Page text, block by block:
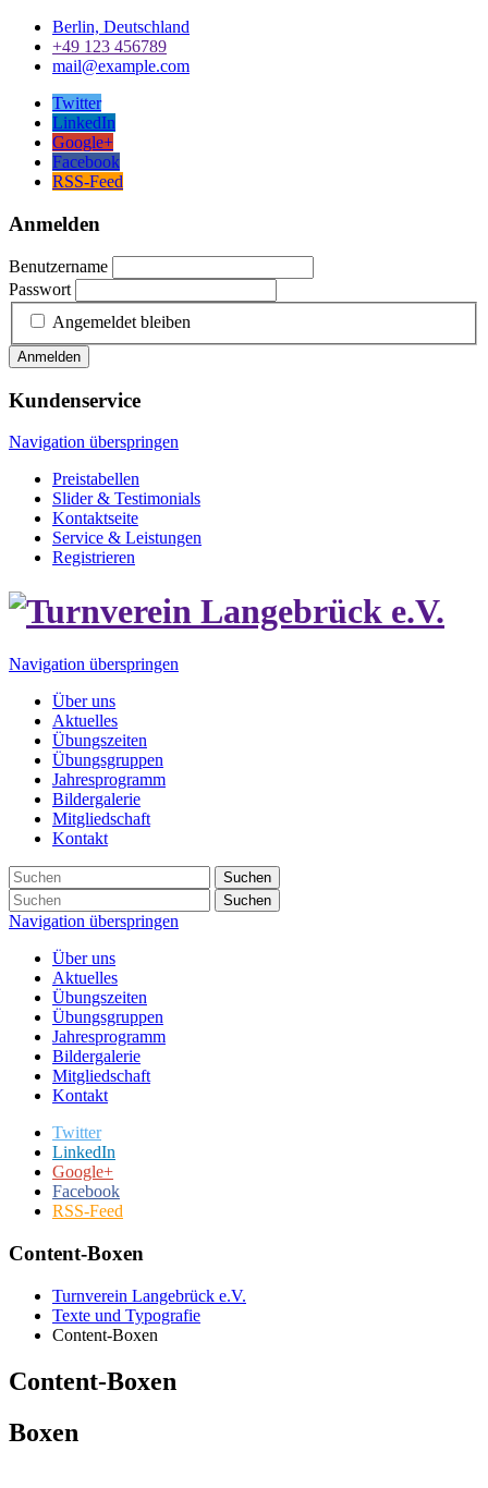
Berlin, Deutschland
+49 123 456789
mail@example.com
Twitter
LinkedIn
Google+
Facebook
RSS-Feed
Anmelden
Benutzername
Passwort
Angemeldet bleiben
Anmelden
Kundenservice
Navigation überspringen
Preistabellen
Slider & Testimonials
Kontaktseite
Service & Leistungen
Registrieren
Navigation überspringen
Über uns
Aktuelles
Übungszeiten
Übungsgruppen
Jahresprogramm
Bildergalerie
Mitgliedschaft
Kontakt
Suchen
Suchen
Navigation überspringen
Über uns
Aktuelles
Übungszeiten
Übungsgruppen
Jahresprogramm
Bildergalerie
Mitgliedschaft
Kontakt
Twitter
LinkedIn
Google+
Facebook
RSS-Feed
Content-Boxen
Turnverein Langebrück e.V.
Texte und Typografie
Content-Boxen
Content-Boxen
Boxen